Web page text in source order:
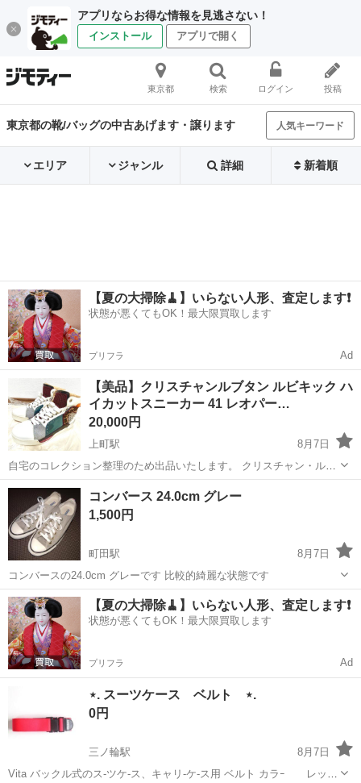
アプリならお得な情報を見逃さない！
インストール アプリで開く
東京都 検索 ログイン 投稿
東京都の靴/バッグの中古あげます・譲ります 人気キーワード
エリア ジャンル 詳細 新着順
【夏の大掃除🧹】いらない人形、査定します❗️
状態が悪くてもOK！最大限買取します
プリフラ Ad
【美品】クリスチャンルブタン ルビキック ハ
イカットスニーカー 41 レオパー…
20,000円
上町駅
8月7日
自宅のコレクション整理のため出品いたします。 クリスチャン・ルブ
タン（Christian Louboutin）のハイカットスニーカー「ルビキック
（Loubikick）」です。90年代のバスケットボールシューズをベースに
したデ...
東京 世田谷区 ハイカットスニーカー
コンバース 24.0cm グレー
1,500円
町田駅
8月7日
コンバースの24.0cm グレーです 比較的綺麗な状態です
東京 町田市 町田駅 靴 コンバース
【夏の大掃除🧹】いらない人形、査定します❗️
状態が悪くてもOK！最大限買取します
プリフラ Ad
⋆. スーツケース ベルト ⋆.
0円
三ノ輪駅
8月7日
Vita バックル式のス-ツケ-ス、キャリ-ケ-ス用 ベルト カラｰ レッド